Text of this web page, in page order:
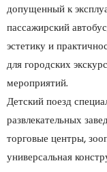
допущенный к
пассажирский
эстетику и
для городских
мероприятий.
Детский поезд
развлекательных
торговые центры,
универсальная